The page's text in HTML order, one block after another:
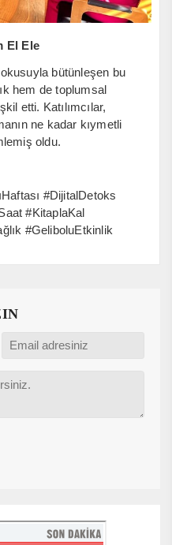
El Ele
bütünleşen bu
hem de toplumsal
etti. Katılımcılar,
ne kadar kıymetli
oldu.
#DijitalDetoks
#KitaplaKal
#GeliboluEtkinlik